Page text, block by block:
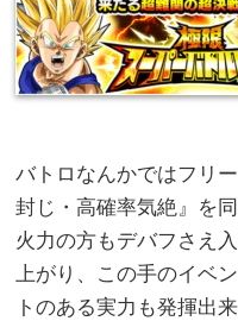
バトロなんかではフリ
封じ・高確率気絶』を
火力の方もデバフさえ
上がり、この手のイベ
トのある実力も発揮出来